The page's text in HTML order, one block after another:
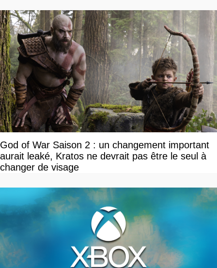
God of War Saison 2 : un changement important
aurait leaké, Kratos ne devrait pas être le seul à
changer de visage